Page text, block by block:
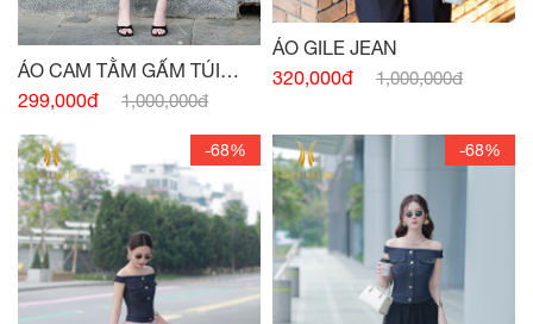
ÁO CAM TẰM GẤM TÚI
NGỰC
299,000đ 1,000,000đ
ÁO GILE JEAN
320,000đ
1,000,000đ
-68% -68%